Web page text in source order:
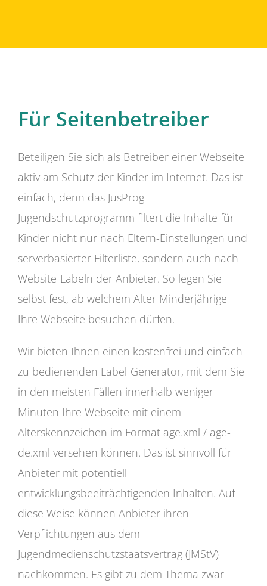
Für Seitenbetreiber
Beteiligen Sie sich als Betreiber einer Webseite
aktiv am Schutz der Kinder im Internet. Das ist
einfach, denn das JusProg-
Jugendschutzprogramm filtert die Inhalte für
Kinder nicht nur nach Eltern-Einstellungen und
serverbasierter Filterliste, sondern auch nach
Website-Labeln der Anbieter. So legen Sie
selbst fest, ab welchem Alter Minderjährige
Ihre Webseite besuchen dürfen.
Wir bieten Ihnen einen kostenfrei und einfach
zu bedienenden Label-Generator, mit dem Sie
in den meisten Fällen innerhalb weniger
Minuten Ihre Webseite mit einem
Alterskennzeichen im Format age.xml / age-
de.xml versehen können. Das ist sinnvoll für
Anbieter mit potentiell
entwicklungsbeeiträchtigenden Inhalten. Auf
diese Weise können Anbieter ihren
Verpflichtungen aus dem
Jugendmedienschutzstaatsvertrag (JMStV)
nachkommen. Es gibt zu dem Thema zwar